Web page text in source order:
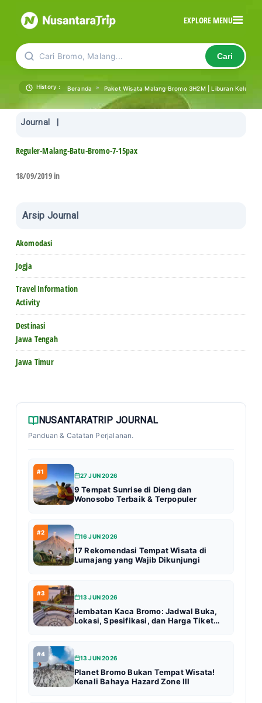
EXPLORE MENU
Cari Bromo, Malang... Cari
History : Beranda » Paket Wisata Malang Bromo 3H2M | Liburan
Journal
Reguler-Malang-Batu-Bromo-7-15pax
18/09/2019 in
Arsip Journal
Akomodasi
Jogja
Travel Information
Activity
Destinasi
Jawa Tengah
Jawa Timur
NUSANTARATRIP JOURNAL
Panduan & Catatan Perjalanan.
#1
27 JUN 2026
9 Tempat Sunrise di Dieng dan
Wonosobo Terbaik & Terpopuler
#2
16 JUN 2026
17 Rekomendasi Tempat Wisata di
Lumajang yang Wajib Dikunjungi
#3
13 JUN 2026
Jembatan Kaca Bromo: Jadwal Buka,
Lokasi, Spesifikasi, dan Harga Tiket
#4
13 JUN 2026
Planet Bromo Bukan Tempat Wisata!
Kenali Bahaya Hazard Zone III